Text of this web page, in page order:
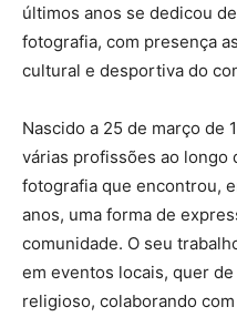
últimos anos se dedicou
fotografia, com presença
cultural e desportiva do
Nascido a 25 de março de
várias profissões ao longo
fotografia que encontrou,
anos, uma forma de
comunidade. O seu
em eventos locais, quer
religioso, colaborando